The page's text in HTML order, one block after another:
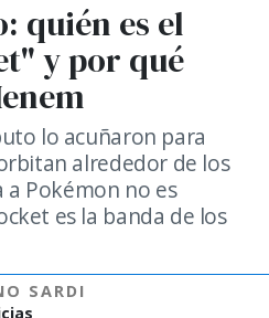
quién es el
y por qué
lo acuñaron para
alrededor de los
a Pokémon no es
es la banda de los
SARDI